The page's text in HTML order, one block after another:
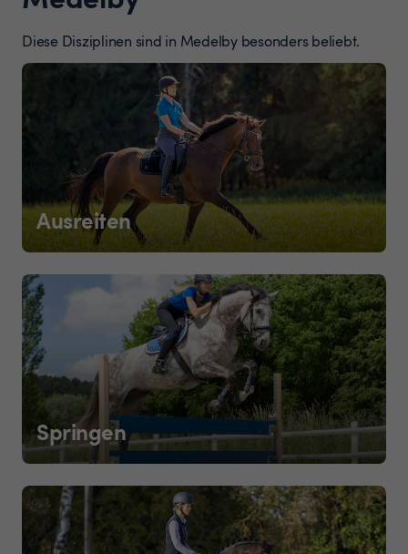
Diese Disziplinen sind in Medelby besonders beliebt.
Ausreiten
Springen